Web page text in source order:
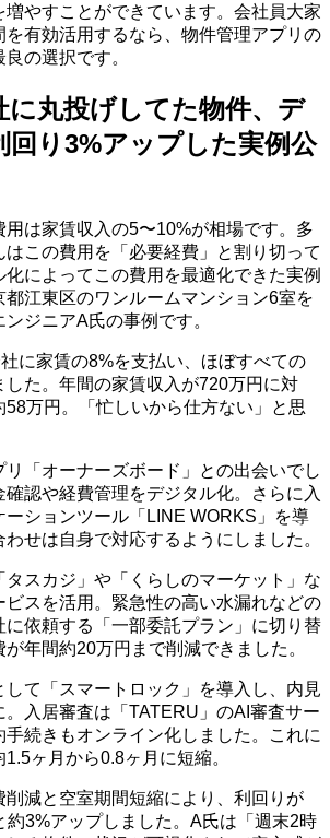
やすことができています。会社員大家
を有効活用するなら、物件管理アプリの
の選択です。
に丸投げしてた物件、デ
回り3%アップした実例公
は家賃収入の5〜10%が相場です。多
はこの費用を「必要経費」と割り切って
によってこの費用を最適化できた実例
都江東区のワンルームマンション6室を
ジニアA氏の事例です。
に家賃の8%を支払い、ほぼすべての
した。年間の家賃収入が720万円に対
58万円。「忙しいから仕方ない」と思
「オーナーズボード」との出会いでし
認や経費管理をデジタル化。さらに入
ーションツール「LINE WORKS」を導
せは自身で対応するようにしました。
スカジ」や「くらしのマーケット」な
ビスを活用。緊急性の高い水漏れなどの
に依頼する「一部委託プラン」に切り替
年間約20万円まで削減できました。
して「スマートロック」を導入し、内見
入居審査は「TATERU」のAI審査サー
手続きもオンライン化しました。これに
ヶ月から0.8ヶ月に短縮。
削減と空室期間短縮により、利回りが
約3%アップしました。A氏は「週末2時